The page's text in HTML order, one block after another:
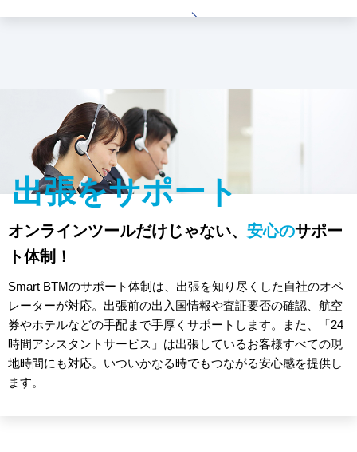
出張をサポート
オンラインツールだけじゃない、 安心のサポー
ト体制！
Smart BTMのサポート体制は、出張を知り尽くした自社のオペ
レーターが対応。出張前の出入国情報や査証要否の確認、航空
券やホテルなどの手配まで手厚くサポートします。また、「24
時間アシスタントサービス」は出張しているお客様すべての現
地時間にも対応。いついかなる時でもつながる安心感を提供し
ます。